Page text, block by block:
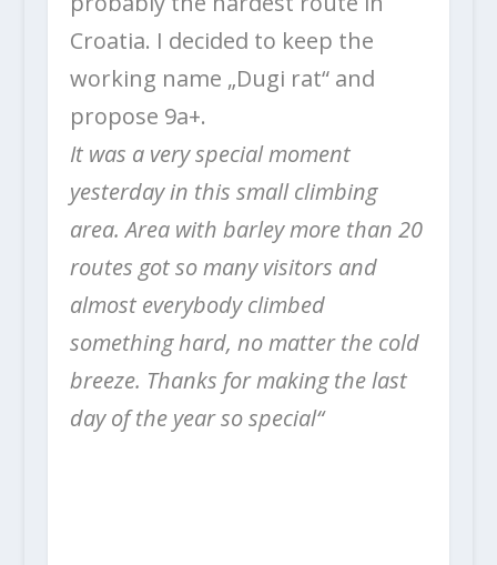
Croatia. I decided to keep the
working name „Dugi rat“ and
propose 9a+.
It was a very special moment
yesterday in this small climbing
area. Area with barley more than 20
routes got so many visitors and
almost everybody climbed
something hard, no matter the cold
breeze. Thanks for making the last
day of the year so special“